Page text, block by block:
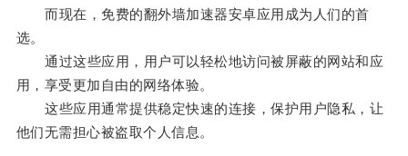
而现在，免费的翻外墙加速器安卓应用成为人们的首
选。
通过这些应用，用户可以轻松地访问被屏蔽的网站和应
用，享受更加自由的网络体验。
这些应用通常提供稳定快速的连接，保护用户隐私，让
他们无需担心被盗取个人信息。